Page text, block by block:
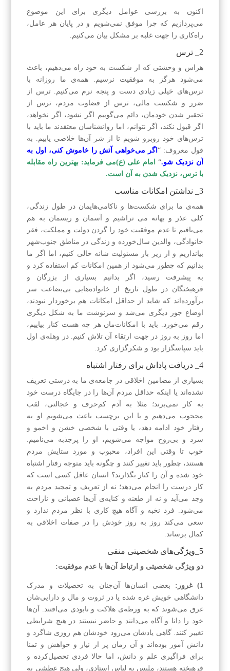
اکنون به بررسی عوامل دیگری برای این موضوع
می‌پردازیم که چرا موفق نمی‌شویم و در پایان هر عامل،
راه‌کاری را جهت غلبه بر مشکل بیان می‌کنیم.
2_ ترس
هراس و وحشتی که از شکست به خود راه می‌دهیم، باعث
می‌شود هرگز به موفقیت نرسیم. همه‌ی ما روزانه با
ترس‌های خیلی زیادی دست و پنجه نرم می‌کنیم. ترس از
ضرر و شکست مالی، ترس از قضاوت مردم، ترس از
تحقیر شدن خودمان، دائم می‌گوییم اگر نشود، اگر نخواهد،
اگر قبول نکند، اگر نتوانم، اما روانشناسان معتقدند ما باید با
ترس‌های خود روبرو شویم تا از شر آن‌ها خلاصی یابیم. به
قول معروف: “ اگر می‌خواهی آتش را خاموش کنی، اول به
آن نزدیک شو.“ امام علی (ع)می فرماید: بهترین راه مقابله
با ترس، نزدیک شدن به آن است.
3_ نداشتن امکانات مناسب
همه‌ی ما برای شکست‌ها و ناکامی‌هایمان در طول زندگی،
کلی عذر و بهانه می تراشیم و آسمان و ریسمان به هم
می‌بافیم تا عدم موفقیت خود را گردن دولت و مملکت، فقر
خانوادگی، والدین سال‌خورده و زندگی در مناطق جنوب‌شهر
بیا‌ندازیم و از زیر بار مسئولیت شانه خالی کنیم، اما اگر ما
بدانیم که چطور می‌شود از همین امکانات کم استفاده کرد و
به پیشرفت رسید، اگر بدانیم بسیاری از بزرگان و
فرهیختگان در طول تاریخ از خانواده‌هایی بی‌بضاعت سر
برآورده‌اند که شاید از حداقل امکانات هم برخوردار نبودند،
اوضاع جور دیگری می‌شد و سرنوشت ما به شکل دیگری
رقم می‌خورد. باید با امکانات‌مان هر چه هست کنار بیاییم،
اما روز به روز در جهت ارتقاء آن تلاش کنیم. در وهله‌ی اول
باید سپاسگزار بود و شکرگزاری کرد.
4_ دریافت پاداش برای رفتار اشتباه
بسیاری از مضامین اخلاقی در جامعه‌ی ما به درستی تعریف
نشده‌اند یا اینکه حداقل مردم آن‌ها را در جایگاه درست خود
به کار نمی‌برند؛ مثلا به آدم کم‌حرف و خجالتی، لقب
محجوب می‌دهیم و با این برچسب باعث می‌شویم او به
رفتار خود ادامه دهد، یا وقتی با شخصی خشن و اخمو و
سرد و بی‌روح مواجه می‌شویم، او را پر‌جذبه می‌نامیم.
خوب تا وقتی این افراد، محبوب و مورد ستایش مردم
هستند، چطور باید تغییر کنند و چگونه باید متوجه رفتار اشتباه
خود شده و آن را کنار بگذارند؟ انسان عاقل کسی است که
کار درست را انجام می‌دهد؛ نه از تعریف و تمجید مردم به
وجد می‌آید و نه از طعنه و کنایه‌ی آن‌ها عصبانی و ناراحت
می‌شود. فرد نخبه و آگاه هیچ کاری با نظر مردم ندارد و
سعی می‌کند روز به روز خودش را در صفات اخلاقی به
کمال برساند.
5_ویژگی‌های شخصیتی منفی
دو ویژگی شخصیتی و ارتباط آن‌ها با عدم موفقیت:
1) غرور:
بعضی انسان‌ها آن‌چنان به تحصیلات و مدرک
دانشگاهی خویش غره شده یا در ثروت و مال و دارایی‌شان
غرق می‌شوند که به ورطه‌ی هلاکت و نابودی می‌افتند. آن‌ها
خود را دانا و آگاه می‌دانند و حاضر نیستند در هیچ شرایطی
تغییر کنند. گاهی یادشان می‌رود خودشان هم روزی شاگرد و
دانش آموز بوده‌اند و آن زمان پر از نیاز و خواهش و تمنا
برای فراگیری علم و دانش، اما حالا فردی تحصیل‌کرده و
فرهیخته هستند، ملبس به لباس استادی، ولی هیچ عطشی به